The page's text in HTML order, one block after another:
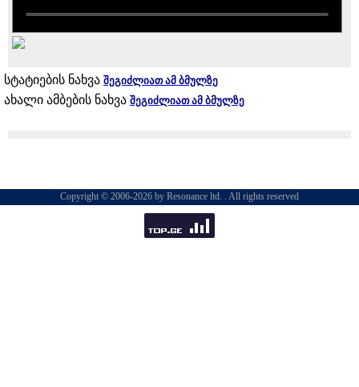
სტატიების ნახვა შეგიძლიათ ამ ბმულზე
ახალი ამბების ნახვა შეგიძლიათ ამ ბმულზე
Copyright © 2006-2026 by Resonance ltd. . All rights reserved